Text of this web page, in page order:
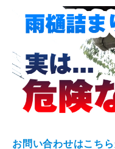
お問い合わせはこちら